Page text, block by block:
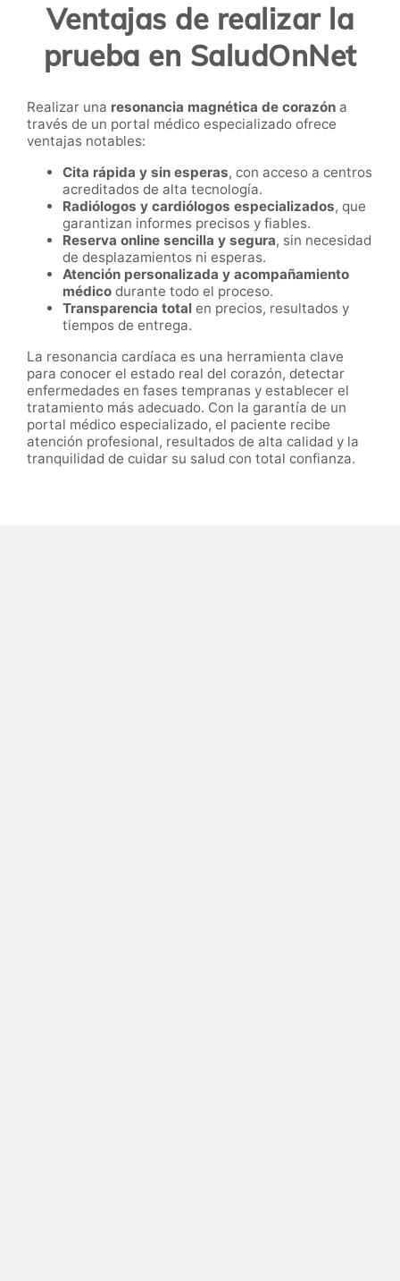
Ventajas de realizar la
prueba en SaludOnNet
Realizar una resonancia magnética de corazón a
través de un portal médico especializado ofrece
ventajas notables:
Cita rápida y sin esperas, con acceso a centros
acreditados de alta tecnología.
Radiólogos y cardiólogos especializados, que
garantizan informes precisos y fiables.
Reserva online sencilla y segura, sin necesidad
de desplazamientos ni esperas.
Atención personalizada y acompañamiento
médico durante todo el proceso.
Transparencia total en precios, resultados y
tiempos de entrega.
La resonancia cardíaca es una herramienta clave
para conocer el estado real del corazón, detectar
enfermedades en fases tempranas y establecer el
tratamiento más adecuado. Con la garantía de un
portal médico especializado, el paciente recibe
atención profesional, resultados de alta calidad y la
tranquilidad de cuidar su salud con total confianza.